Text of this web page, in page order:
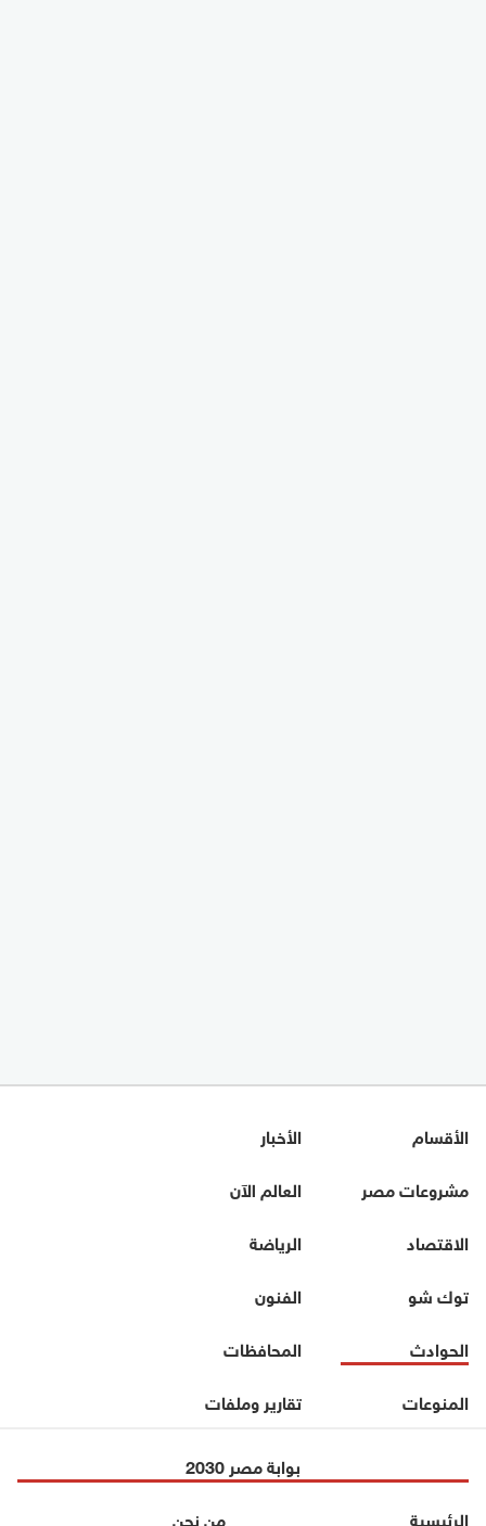
الأقسام
الأخبار
مشروعات مصر
العالم الآن
الاقتصاد
الرياضة
توك شو
الفنون
الحوادث
المحافظات
المنوعات
تقارير وملفات
بوابة مصر 2030
الرئيسية
من نحن